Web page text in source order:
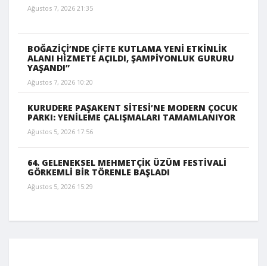
Ağustos 7, 2026 21:35
BOĞAZİÇİ’NDE ÇİFTE KUTLAMA YENİ ETKİNLİK
ALANI HİZMETE AÇILDI, ŞAMPİYONLUK GURURU
YAŞANDI”
Ağustos 7, 2026 10:20
KURUDERE PAŞAKENT SİTESİ’NE MODERN ÇOCUK
PARKI: YENİLEME ÇALIŞMALARI TAMAMLANIYOR
Ağustos 5, 2026 17:56
64. GELENEKSEL MEHMETÇİK ÜZÜM FESTİVALİ
GÖRKEMLİ BİR TÖRENLE BAŞLADI
Ağustos 5, 2026 15:29